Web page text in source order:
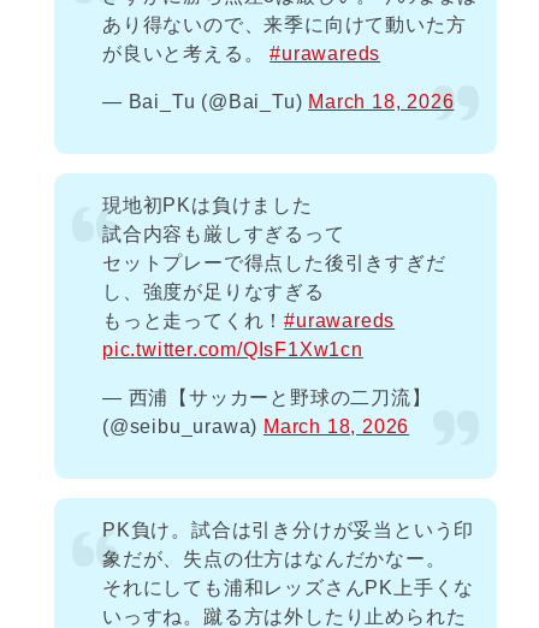
あり得ないので、来季に向けて動いた方
が良いと考える。#urawareds
— Bai_Tu (@Bai_Tu) March 18, 2026
現地初PKは負けました
試合内容も厳しすぎるって
セットプレーで得点した後引きすぎだ
し、強度が足りなすぎる
もっと走ってくれ！#urawareds
pic.twitter.com/QIsF1Xw1cn
— 西浦【サッカーと野球の二刀流】
(@seibu_urawa) March 18, 2026
PK負け。試合は引き分けが妥当という印
象だが、失点の仕方はなんだかなー。
それにしても浦和レッズさんPK上手くな
いっすね。蹴る方は外したり止められた